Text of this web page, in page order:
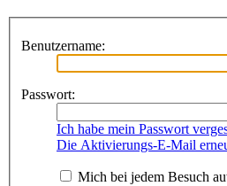
Benutzername:
Passwort:
Ich habe mein Passwort
Die Aktivierungs-E-Mail
Mich bei jedem Besuch